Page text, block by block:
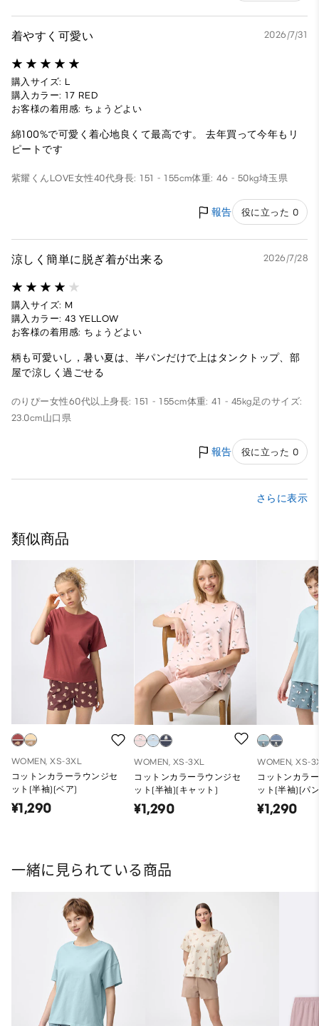
着やすく可愛い 2026/7/31
購入サイズ: L
購入カラー: 17 RED
お客様の着用感: ちょうどよい
綿100%で可愛く着心地良くて最高です。 去年買って今年もリ
ピートです
紫耀くんLOVE女性40代身長: 151 - 155cm体重: 46 - 50kg埼玉県
報告 役に立った 0
涼しく簡単に脱ぎ着が出来る 2026/7/28
購入サイズ: M
購入カラー: 43 YELLOW
お客様の着用感: ちょうどよい
柄も可愛いし，暑い夏は、半パンだけで上はタンクトップ、部
屋で涼しく過ごせる
のりぴー女性60代以上身長: 151 - 155cm体重: 41 - 45kg足のサイズ:
23.0cm山口県
報告 役に立った 0
さらに表示
類似商品
WOMEN, XS-3XL
コットンカラーラウンジセ
ット(半袖)(ベア)
¥1,290
WOMEN, XS-3XL
コットンカラーラウンジセ
ット(半袖)(キャット)
¥1,290
WOMEN, XS-
コットンカラ
ット(半袖)(パ
¥1,290
一緒に見られている商品